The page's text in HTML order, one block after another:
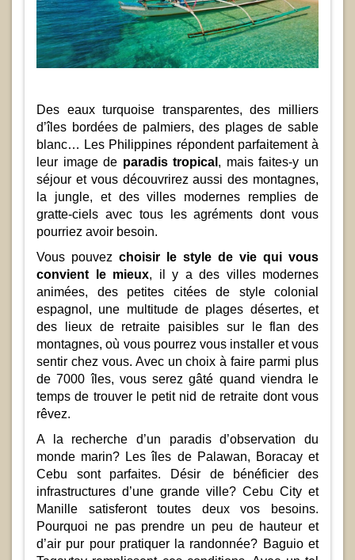
Des eaux turquoise transparentes, des milliers
d’îles bordées de palmiers, des plages de sable
blanc… Les Philippines répondent parfaitement à
leur image de paradis tropical , mais faites-y un
séjour et vous découvrirez aussi des montagnes,
la jungle, et des villes modernes remplies de
gratte-ciels avec tous les agréments dont vous
pourriez avoir besoin.
Vous pouvez choisir le style de vie qui vous
convient le mieux, il y a des villes modernes
animées, des petites citées de style colonial
espagnol, une multitude de plages désertes, et
des lieux de retraite paisibles sur le flan des
montagnes, où vous pourrez vous installer et vous
sentir chez vous. Avec un choix à faire parmi plus
de 7000 îles, vous serez gâté quand viendra le
temps de trouver le petit nid de retraite dont vous
rêvez.
A la recherche d’un paradis d’observation du
monde marin? Les îles de Palawan, Boracay et
Cebu sont parfaites. Désir de bénéficier des
infrastructures d’une grande ville? Cebu City et
Manille satisferont toutes deux vos besoins.
Pourquoi ne pas prendre un peu de hauteur et
d’air pur pour pratiquer la randonnée? Baguio et